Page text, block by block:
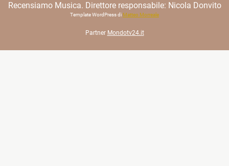
Recensiamo Musica. Direttore responsabile: Nicola Donvito
Template WordPress di Matteo Morreale
Partner Mondotv24.it